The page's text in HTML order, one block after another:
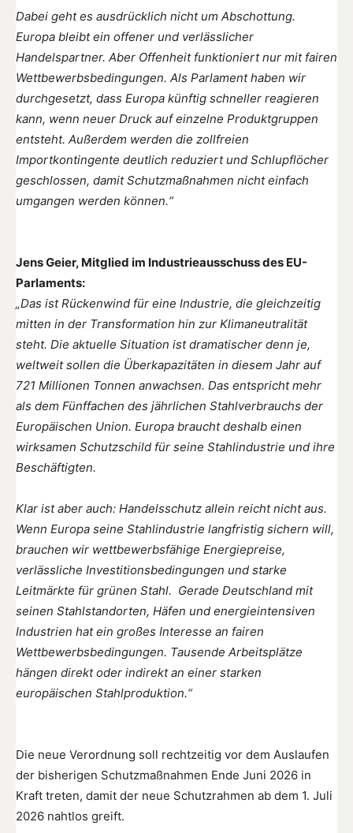
Dabei geht es ausdrücklich nicht um Abschottung.
Europa bleibt ein offener und verlässlicher
Handelspartner. Aber Offenheit funktioniert nur mit fairen
Wettbewerbsbedingungen. Als Parlament haben wir
durchgesetzt, dass Europa künftig schneller reagieren
kann, wenn neuer Druck auf einzelne Produktgruppen
entsteht. Außerdem werden die zollfreien
Importkontingente deutlich reduziert und Schlupflöcher
geschlossen, damit Schutzmaßnahmen nicht einfach
umgangen werden können.“
Jens Geier, Mitglied im Industrieausschuss des EU-
Parlaments:
„Das ist Rückenwind für eine Industrie, die gleichzeitig
mitten in der Transformation hin zur Klimaneutralität
steht. Die aktuelle Situation ist dramatischer denn je,
weltweit sollen die Überkapazitäten in diesem Jahr auf
721 Millionen Tonnen anwachsen. Das entspricht mehr
als dem Fünffachen des jährlichen Stahlverbrauchs der
Europäischen Union. Europa braucht deshalb einen
wirksamen Schutzschild für seine Stahlindustrie und ihre
Beschäftigten.
Klar ist aber auch: Handelsschutz allein reicht nicht aus.
Wenn Europa seine Stahlindustrie langfristig sichern will,
brauchen wir wettbewerbsfähige Energiepreise,
verlässliche Investitionsbedingungen und starke
Leitmärkte für grünen Stahl. Gerade Deutschland mit
seinen Stahlstandorten, Häfen und energieintensiven
Industrien hat ein großes Interesse an fairen
Wettbewerbsbedingungen. Tausende Arbeitsplätze
hängen direkt oder indirekt an einer starken
europäischen Stahlproduktion.“
Die neue Verordnung soll rechtzeitig vor dem Auslaufen
der bisherigen Schutzmaßnahmen Ende Juni 2026 in
Kraft treten, damit der neue Schutzrahmen ab dem 1. Juli
2026 nahtlos greift.